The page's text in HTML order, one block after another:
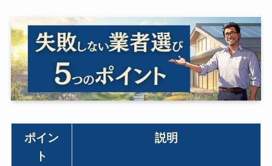
ポイン
ト
説明